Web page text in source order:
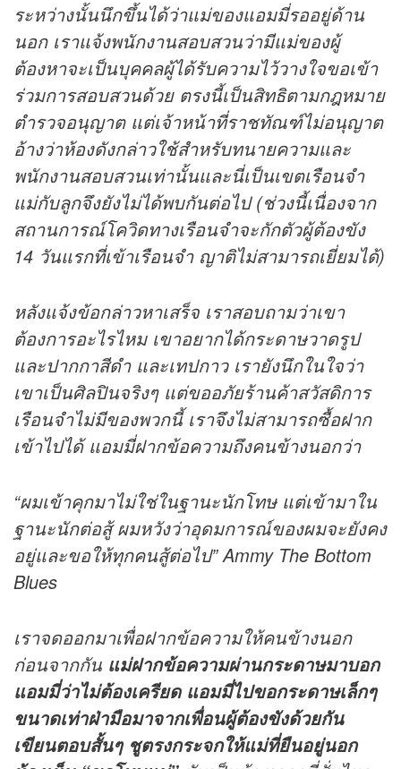
ระหว่างนั้นนึกขึ้นได้ว่าแม่ของแอมมี่รออยู่ด้าน
นอก เราแจ้งพนักงานสอบสวนว่ามีแม่ของผู้
ต้องหาจะเป็นบุคคลผู้ได้รับความไว้วางใจขอเข้า
ร่วมการสอบสวนด้วย ตรงนี้เป็นสิทธิตามกฎหมาย
ตำรวจอนุญาต แต่เจ้าหน้าที่ราชทัณฑ์ไม่อนุญาต
อ้างว่าห้องดังกล่าวใช้สำหรับทนายความและ
พนักงานสอบสวนเท่านั้นและนี่เป็นเขตเรือนจำ
แม่กับลูกจึงยังไม่ได้พบกันต่อไป (ช่วงนี้เนื่องจาก
สถานการณ์โควิดทางเรือนจำจะกักตัวผู้ต้องขัง
14 วันแรกที่เข้าเรือนจำ ญาติไม่สามารถเยี่ยมได้)
หลังแจ้งข้อกล่าวหาเสร็จ เราสอบถามว่าเขา
ต้องการอะไรไหม เขาอยากได้กระดาษวาดรูป
และปากกาสีดำ และเทปกาว เรายังนึกในใจว่า
เขาเป็นศิลปินจริงๆ แต่ขออภัยร้านค้าสวัสดิการ
เรือนจำไม่มีของพวกนี้ เราจึงไม่สามารถซื้อฝาก
เข้าไปได้ แอมมี่ฝากข้อความถึงคนข้างนอกว่า
“ผมเข้าคุกมาไม่ใช่ในฐานะนักโทษ แต่เข้ามาใน
ฐานะนักต่อสู้ ผมหวังว่าอุดมการณ์ของผมจะยังคง
อยู่และขอให้ทุกคนสู้ต่อไป” Ammy The Bottom
Blues
เราจดออกมาเพื่อฝากข้อความให้คนข้างนอก
ก่อนจากกัน แม่ฝากข้อความผ่านกระดาษมาบอก
แอมมี่ว่าไม่ต้องเครียด แอมมี่ไปขอกระดาษเล็กๆ
ขนาดเท่าฝ่ามือมาจากเพื่อนผู้ต้องขังด้วยกัน
เขียนตอบสั้นๆ ชูตรงกระจกให้แม่ที่ยืนอยู่นอก